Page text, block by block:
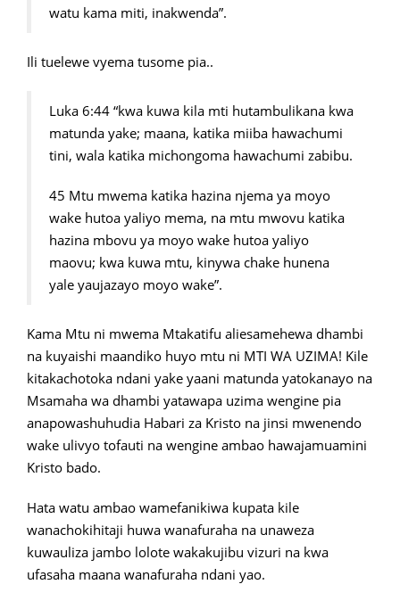
watu kama miti, inakwenda”.
Ili tuelewe vyema tusome pia..
Luka 6:44 “kwa kuwa kila mti hutambulikana kwa
matunda yake; maana, katika miiba hawachumi
tini, wala katika michongoma hawachumi zabibu.
45 Mtu mwema katika hazina njema ya moyo
wake hutoa yaliyo mema, na mtu mwovu katika
hazina mbovu ya moyo wake hutoa yaliyo
maovu; kwa kuwa mtu, kinywa chake hunena
yale yaujazayo moyo wake”.
Kama Mtu ni mwema Mtakatifu aliesamehewa dhambi
na kuyaishi maandiko huyo mtu ni MTI WA UZIMA! Kile
kitakachotoka ndani yake yaani matunda yatokanayo na
Msamaha wa dhambi yatawapa uzima wengine pia
anapowashuhudia Habari za Kristo na jinsi mwenendo
wake ulivyo tofauti na wengine ambao hawajamuamini
Kristo bado.
Hata watu ambao wamefanikiwa kupata kile
wanachokihitaji huwa wanafuraha na unaweza
kuwauliza jambo lolote wakakujibu vizuri na kwa
ufasaha maana wanafuraha ndani yao.